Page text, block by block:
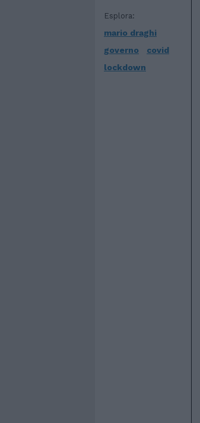
Esplora:
mario draghi
governo
covid
lockdown